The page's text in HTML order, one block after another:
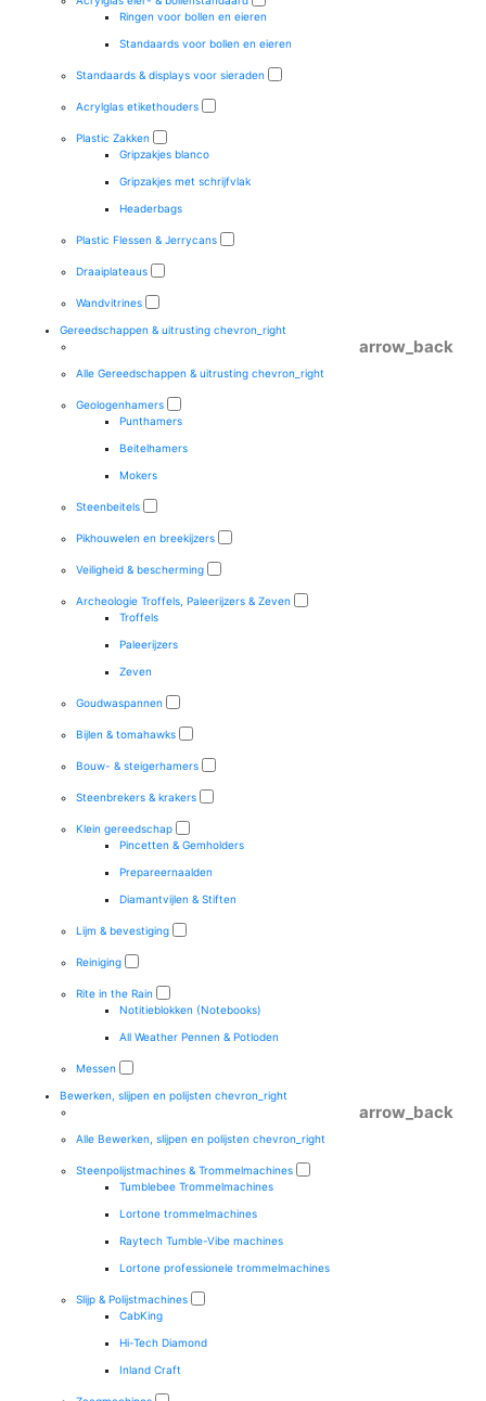
Ringen voor bollen en eieren
Standaards voor bollen en eieren
Standaards & displays voor sieraden
Acrylglas etikethouders
Plastic Zakken
Gripzakjes blanco
Gripzakjes met schrijfvlak
Headerbags
Plastic Flessen & Jerrycans
Draaiplateaus
Wandvitrines
Gereedschappen & uitrusting chevron_right
arrow_back
Alle Gereedschappen & uitrusting chevron_right
Geologenhamers
Punthamers
Beitelhamers
Mokers
Steenbeitels
Pikhouwelen en breekijzers
Veiligheid & bescherming
Archeologie Troffels, Paleerijzers & Zeven
Troffels
Paleerijzers
Zeven
Goudwaspannen
Bijlen & tomahawks
Bouw- & steigerhamers
Steenbrekers & krakers
Klein gereedschap
Pincetten & Gemholders
Prepareernaalden
Diamantvijlen & Stiften
Lijm & bevestiging
Reiniging
Rite in the Rain
Notitieblokken (Notebooks)
All Weather Pennen & Potloden
Messen
Bewerken, slijpen en polijsten chevron_right
arrow_back
Alle Bewerken, slijpen en polijsten chevron_right
Steenpolijstmachines & Trommelmachines
Tumblebee Trommelmachines
Lortone trommelmachines
Raytech Tumble-Vibe machines
Lortone professionele trommelmachines
Slijp & Polijstmachines
CabKing
Hi-Tech Diamond
Inland Craft